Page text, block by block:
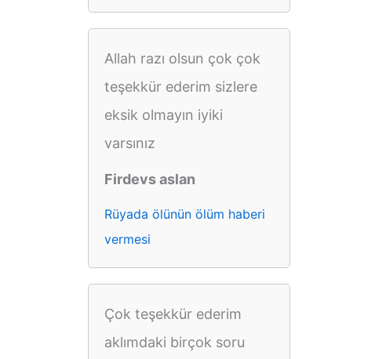
Allah razı olsun çok çok
teşekkür ederim sizlere
eksik olmayın iyiki
varsınız
Firdevs aslan
Rüyada ölünün ölüm haberi
vermesi
Çok teşekkür ederim
aklımdaki birçok soru